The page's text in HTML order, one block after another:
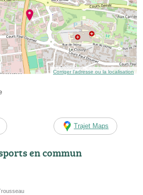
Corriger l’adresse ou la localisation
Trajet Maps
en commun